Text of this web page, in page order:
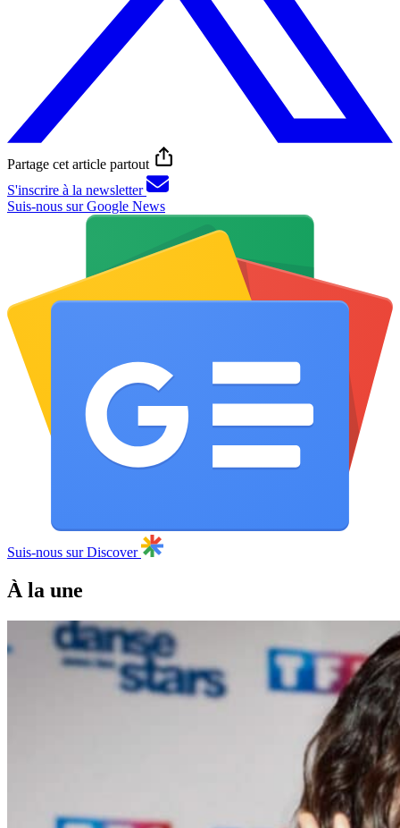
Partage cet article partout
S'inscrire à la newsletter
Suis-nous sur Google News
Suis-nous sur Discover
À la une